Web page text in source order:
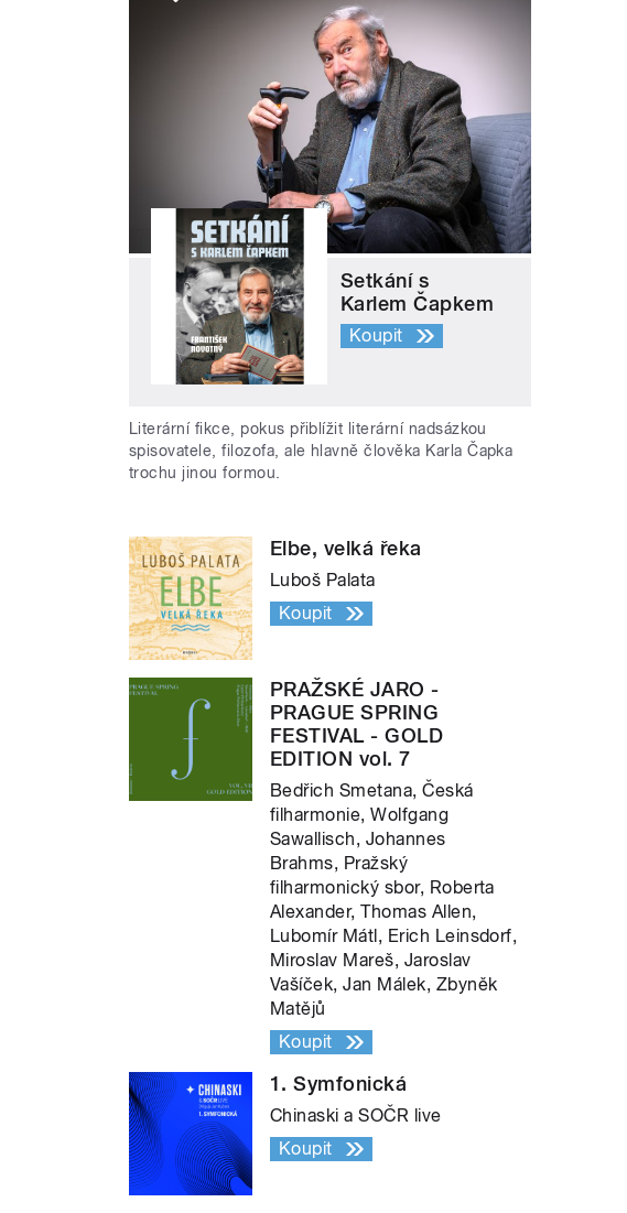
Setkání s
Karlem Čapkem
Koupit
Literární fikce, pokus přiblížit literární nadsázkou
spisovatele, filozofa, ale hlavně člověka Karla Čapka
trochu jinou formou.
Elbe, velká řeka
Luboš Palata
Koupit
PRAŽSKÉ JARO -
PRAGUE SPRING
FESTIVAL - GOLD
EDITION vol. 7
Bedřich Smetana, Česká
filharmonie, Wolfgang
Sawallisch, Johannes
Brahms, Pražský
filharmonický sbor, Roberta
Alexander, Thomas Allen,
Lubomír Mátl, Erich Leinsdorf,
Miroslav Mareš, Jaroslav
Vašíček, Jan Málek, Zbyněk
Matějů
Koupit
1. Symfonická
Chinaski a SOČR live
Koupit